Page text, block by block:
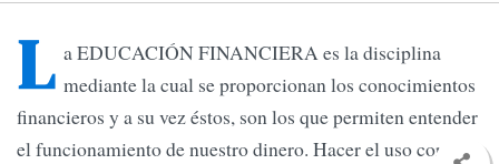
L a EDUCACIÓN FINANCIERA es la disciplina
mediante la cual se proporcionan los conocimientos
financieros y a su vez éstos, son los que permiten entender
el funcionamiento de nuestro dinero. Hacer el uso correcto